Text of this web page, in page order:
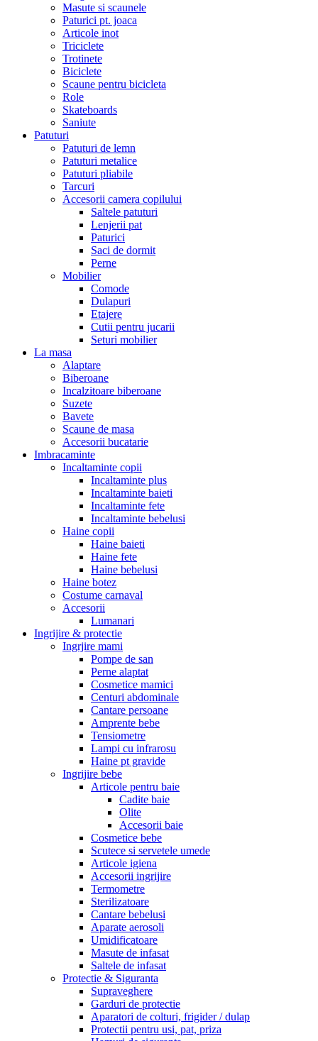
Masute si scaunele
Paturici pt. joaca
Articole inot
Triciclete
Trotinete
Biciclete
Scaune pentru bicicleta
Role
Skateboards
Saniute
Patuturi
Patuturi de lemn
Patuturi metalice
Patuturi pliabile
Tarcuri
Accesorii camera copilului
Saltele patuturi
Lenjerii pat
Paturici
Saci de dormit
Perne
Mobilier
Comode
Dulapuri
Etajere
Cutii pentru jucarii
Seturi mobilier
La masa
Alaptare
Biberoane
Incalzitoare biberoane
Suzete
Bavete
Scaune de masa
Accesorii bucatarie
Imbracaminte
Incaltaminte copii
Incaltaminte plus
Incaltaminte baieti
Incaltaminte fete
Incaltaminte bebelusi
Haine copii
Haine baieti
Haine fete
Haine bebelusi
Haine botez
Costume carnaval
Accesorii
Lumanari
Ingrijire & protectie
Ingrjire mami
Pompe de san
Perne alaptat
Cosmetice mamici
Centuri abdominale
Cantare persoane
Amprente bebe
Tensiometre
Lampi cu infrarosu
Haine pt gravide
Ingrijire bebe
Articole pentru baie
Cadite baie
Olite
Accesorii baie
Cosmetice bebe
Scutece si servetele umede
Articole igiena
Accesorii ingrijire
Termometre
Sterilizatoare
Cantare bebelusi
Aparate aerosoli
Umidificatoare
Masute de infasat
Saltele de infasat
Protectie & Siguranta
Supraveghere
Garduri de protectie
Aparatori de colturi, frigider / dulap
Protectii pentru usi, pat, priza